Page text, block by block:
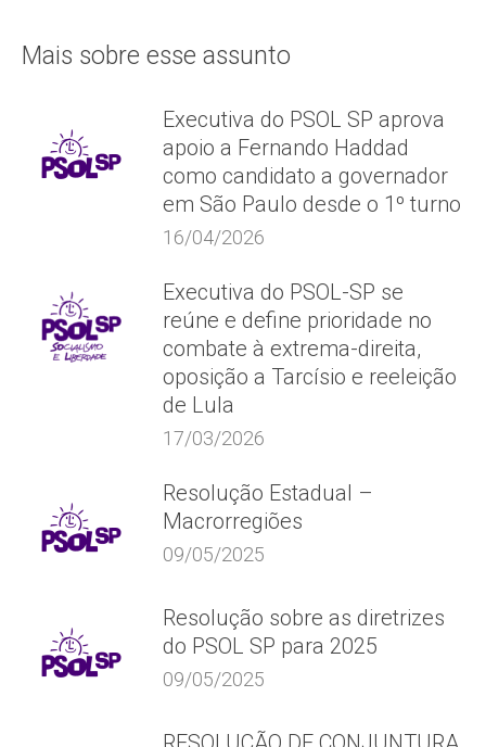
Mais sobre esse assunto
Executiva do PSOL SP aprova
apoio a Fernando Haddad
como candidato a governador
em São Paulo desde o 1º turno
16/04/2026
Executiva do PSOL-SP se
reúne e define prioridade no
combate à extrema-direita,
oposição a Tarcísio e reeleição
de Lula
17/03/2026
Resolução Estadual –
Macrorregiões
09/05/2025
Resolução sobre as diretrizes
do PSOL SP para 2025
09/05/2025